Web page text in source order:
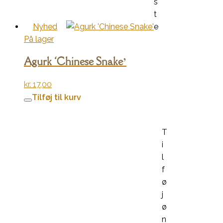
Nyhed
s
t
e
På lager
Agurk ‘Chinese Snake’
kr. 17,00
Tilføj til kurv
T
i
l
f
ø
j
ø
n